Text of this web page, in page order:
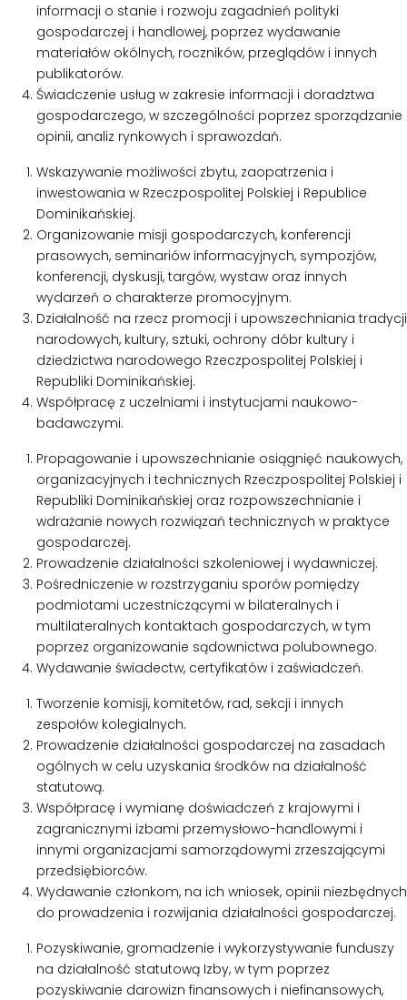
informacji o stanie i rozwoju zagadnień polityki
gospodarczej i handlowej, poprzez wydawanie
materiałów okólnych, roczników, przeglądów i innych
publikatorów.
Świadczenie usług w zakresie informacji i doradztwa
gospodarczego, w szczególności poprzez sporządzanie
opinii, analiz rynkowych i sprawozdań.
Wskazywanie możliwości zbytu, zaopatrzenia i
inwestowania w Rzeczpospolitej Polskiej i Republice
Dominikańskiej.
Organizowanie misji gospodarczych, konferencji
prasowych, seminariów informacyjnych, sympozjów,
konferencji, dyskusji, targów, wystaw oraz innych
wydarzeń o charakterze promocyjnym.
Działalność na rzecz promocji i upowszechniania tradycji
narodowych, kultury, sztuki, ochrony dóbr kultury i
dziedzictwa narodowego Rzeczpospolitej Polskiej i
Republiki Dominikańskiej.
Współpracę z uczelniami i instytucjami naukowo-
badawczymi.
Propagowanie i upowszechnianie osiągnięć naukowych,
organizacyjnych i technicznych Rzeczpospolitej Polskiej i
Republiki Dominikańskiej oraz rozpowszechnianie i
wdrażanie nowych rozwiązań technicznych w praktyce
gospodarczej.
Prowadzenie działalności szkoleniowej i wydawniczej.
Pośredniczenie w rozstrzyganiu sporów pomiędzy
podmiotami uczestniczącymi w bilateralnych i
multilateralnych kontaktach gospodarczych, w tym
poprzez organizowanie sądownictwa polubownego.
Wydawanie świadectw, certyfikatów i zaświadczeń.
Tworzenie komisji, komitetów, rad, sekcji i innych
zespołów kolegialnych.
Prowadzenie działalności gospodarczej na zasadach
ogólnych w celu uzyskania środków na działalność
statutową.
Współpracę i wymianę doświadczeń z krajowymi i
zagranicznymi izbami przemysłowo-handlowymi i
innymi organizacjami samorządowymi zrzeszającymi
przedsiębiorców.
Wydawanie członkom, na ich wniosek, opinii niezbędnych
do prowadzenia i rozwijania działalności gospodarczej.
Pozyskiwanie, gromadzenie i wykorzystywanie funduszy
na działalność statutową Izby, w tym poprzez
pozyskiwanie darowizn finansowych i niefinansowych,